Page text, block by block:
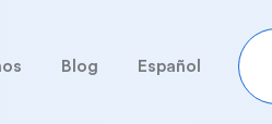
Blog Español